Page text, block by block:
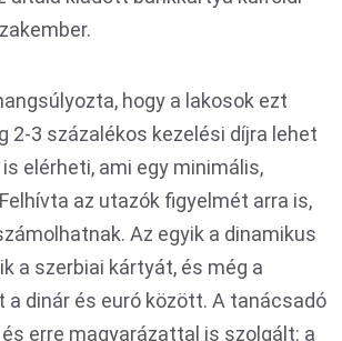
hogy a lakosok ezt
2-3 százalékos kezelési díjra lehet
elérheti, ami egy minimális,
az utazók figyelmét arra is,
Az egyik a dinamikus
a szerbiai kártyát, és még a
dinár és euró között. A tanácsadó
erre magyarázattal is szolgált: a